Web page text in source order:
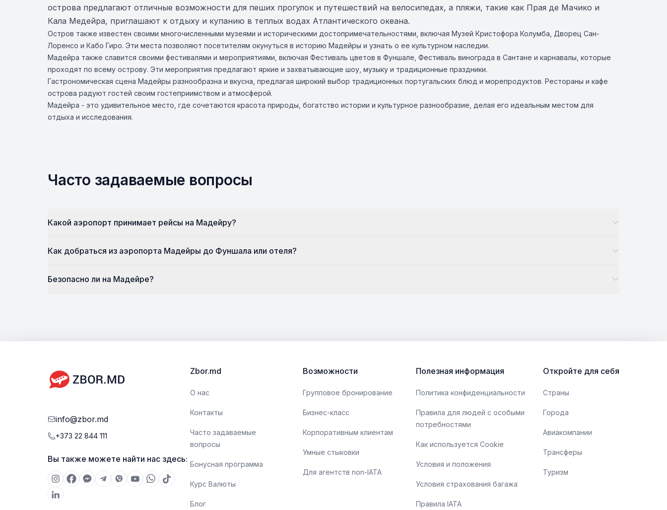
острова предлагают отличные возможности для пеших прогулок и путешествий на велосипедах, а пляжи, такие как Прая де Мачико и
Кала Медейра, приглашают к отдыху и купанию в теплых водах Атлантического океана.
Остров также известен своими многочисленными музеями и историческими достопримечательностями, включая Музей Кристофора Колумба, Дворец Сан-
Лоренсо и Кабо Гиро. Эти места позволяют посетителям окунуться в историю Мадейры и узнать о ее культурном наследии.
Мадейра также славится своими фестивалями и мероприятиями, включая Фестиваль цветов в Фуншале, Фестиваль винограда в Сантане и карнавалы, которые
проходят по всему острову. Эти мероприятия предлагают яркие и захватывающие шоу, музыку и традиционные праздники.
Гастрономическая сцена Мадейры разнообразна и вкусна, предлагая широкий выбор традиционных португальских блюд и морепродуктов. Рестораны и кафе
острова радуют гостей своим гостеприимством и атмосферой.
Мадейра - это удивительное место, где сочетаются красота природы, богатство истории и культурное разнообразие, делая его идеальным местом для
отдыха и исследования.
Часто задаваемые вопросы
Какой аэропорт принимает рейсы на Мадейру?
Как добраться из аэропорта Мадейры до Фуншала или отеля?
Безопасно ли на Мадейре?
info@zbor.md
+373 22 844 111
Вы также можете найти нас здесь:
Zbor.md
О нас
Контакты
Часто задаваемые
вопросы
Бонусная программа
Курс Валюты
Блог
Возможности
Групповое бронирование
Бизнес-класс
Корпоративным клиентам
Умные стыковки
Для агентств non-IATA
Полезная информация
Политика конфиденциальности
Правила для людей с особыми
потребностями
Как используется Cookie
Условия и положения
Условия страхования багажа
Правила IATA
Откройте для себя
Страны
Города
Авиакомпании
Трансферы
Туризм